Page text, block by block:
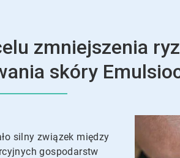
zmniejszenia
skóry
silny związek między
gospodarstw